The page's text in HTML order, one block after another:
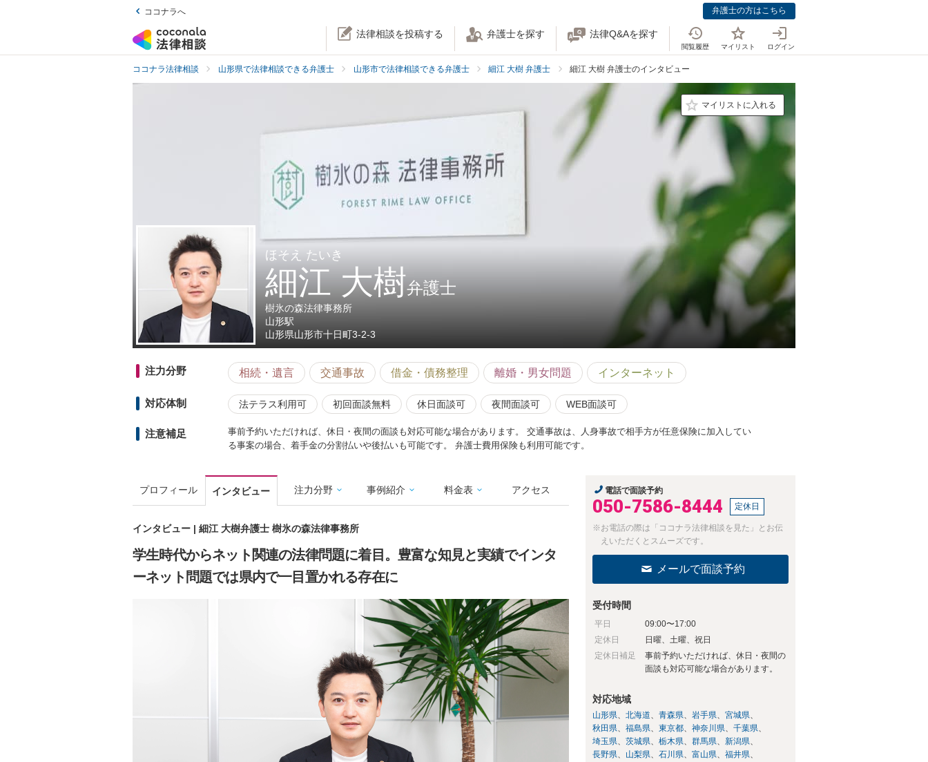
ココナラへ 弁護士の方はこちら
法律相談を投稿する 弁護士を探す 法律Q&Aを探す
閲覧履歴 マイリスト ログイン
ココナラ法律相談 山形県で法律相談できる弁護士 山形市で法律相談できる弁護士 細江 大樹 弁護士 細江 大樹 弁護士のインタビュー
マイリストに入れる
ほそえ たいき
細江 大樹弁護士
樹氷の森法律事務所
山形駅
山形県山形市十日町3-2-3
注力分野 相続・遺言 交通事故 借金・債務整理 離婚・男女問題 インターネット
対応体制 法テラス利用可 初回面談無料 休日面談可 夜間面談可 WEB面談可
注意補足
事前予約いただければ、休日・夜間の面談も対応可能な場合があります。 交通事故は、人身事故で相手方が任意保険に加入してい
る事案の場合、着手金の分割払いや後払いも可能です。 弁護士費用保険も利用可能です。
プロフィール インタビュー 注力分野 事例紹介 料金表 アクセス
インタビュー | 細江 大樹弁護士 樹氷の森法律事務所
学生時代からネット関連の法律問題に着目。豊富な知見と実績でインタ
ーネット問題では県内で一目置かれる存在に
電話で面談予約
050-7586-8444 定休日
※お電話の際は「ココナラ法律相談を見た」とお伝
えいただくとスムーズです。
メールで面談予約
受付時間
平日
09:00〜17:00
定休日
日曜、土曜、祝日
定休日補足
事前予約いただければ、休日・夜間の
面談も対応可能な場合があります。
対応地域
山形県 北海道 青森県 岩手県
宮城県
秋田県
福島県 東京都 神奈川県
千葉県
埼玉県
茨城県 栃木県 群馬県
新潟県
長野県
山梨県 石川県 富山県
福井県